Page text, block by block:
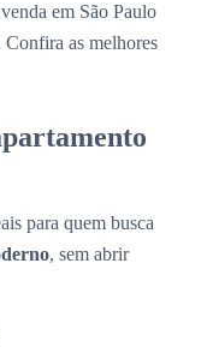
em São Paulo
as melhores
para quem busca
, sem abrir